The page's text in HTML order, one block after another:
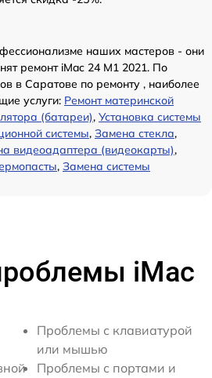
наших мастеров - они
ремонт iMac 24 M1 2021. По
в Саратове по ремонту , наиболее
услуги: Ремонт материнской
(батареи), Установка системы
системы, Замена стекла,
видеоадаптера (видеокарты),
, Замена системы
iMac
Проблемы с клавиатурой
или мышью
Проблемы с портами и